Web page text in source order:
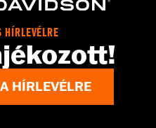
HÍRLEVÉLRE
HÍRLEVÉLRE